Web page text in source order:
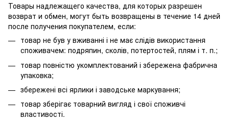
Товары надлежащего качества, для которых разрешен
возврат и обмен, могут быть возвращены в течение 14 дней
после получения покупателем, если:
товар не був у вживанні і не має слідів використання
споживачем: подряпин, сколів, потертостей, плям і т. п.;
товар повністю укомплектований і збережена фабрична
упаковка;
збережені всі ярлики і заводське маркування;
товар зберігає товарний вигляд і свої споживчі
властивості.